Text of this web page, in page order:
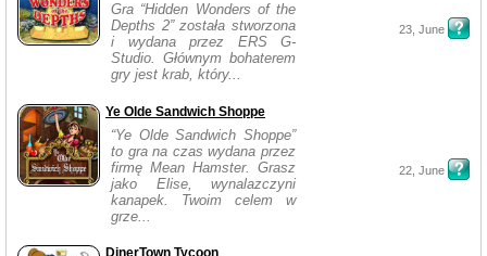
Gra “Hidden Wonders of the
Depths 2” została stworzona
i wydana przez ERS G-
Studio. Głównym bohaterem
gry jest krab, który...
23, June
Ye Olde Sandwich Shoppe
“Ye Olde Sandwich Shoppe”
to gra na czas wydana przez
firmę Mean Hamster. Grasz
jako Elise, wynalazczyni
kanapek. Twoim celem w
grze...
22, June
DinerTown Tycoon